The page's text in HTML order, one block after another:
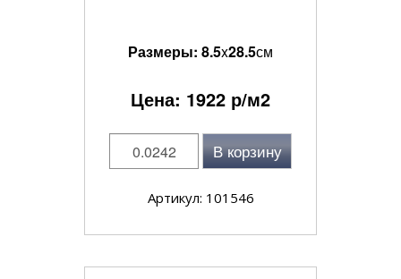
Размеры: 8.5x28.5см
Цена: 1922 р/м2
В корзину
Артикул: 101546